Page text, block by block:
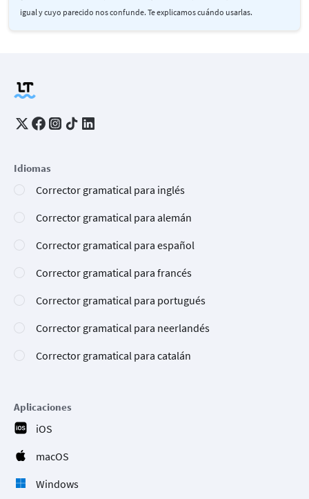
igual y cuyo parecido nos confunde. Te explicamos cuándo usarlas.
Idiomas
Corrector gramatical para inglés
Corrector gramatical para alemán
Corrector gramatical para español
Corrector gramatical para francés
Corrector gramatical para portugués
Corrector gramatical para neerlandés
Corrector gramatical para catalán
Aplicaciones
iOS
macOS
Windows